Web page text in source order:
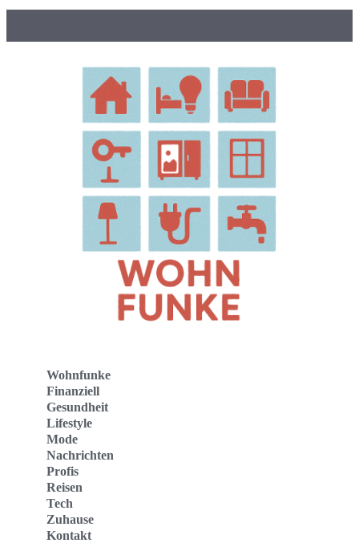
Wohnfunke
Finanziell
Gesundheit
Lifestyle
Mode
Nachrichten
Profis
Reisen
Tech
Zuhause
Kontakt